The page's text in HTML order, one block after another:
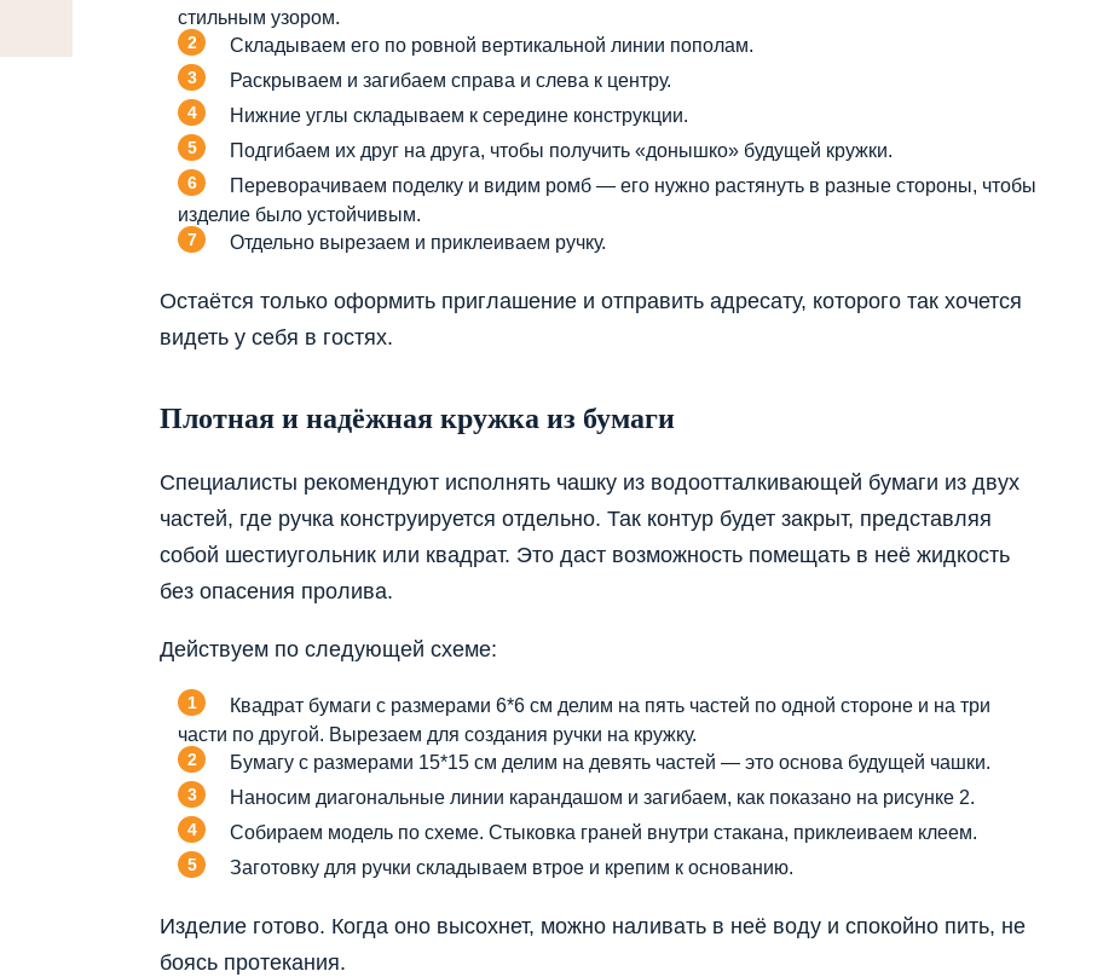
стильным узором.
Складываем его по ровной вертикальной линии пополам.
Раскрываем и загибаем справа и слева к центру.
Нижние углы складываем к середине конструкции.
Подгибаем их друг на друга, чтобы получить «донышко» будущей кружки.
Переворачиваем поделку и видим ромб — его нужно растянуть в разные стороны, чтобы
изделие было устойчивым.
Отдельно вырезаем и приклеиваем ручку.
Остаётся только оформить приглашение и отправить адресату, которого так хочется
видеть у себя в гостях.
Плотная и надёжная кружка из бумаги
Специалисты рекомендуют исполнять чашку из водоотталкивающей бумаги из двух
частей, где ручка конструируется отдельно. Так контур будет закрыт, представляя
собой шестиугольник или квадрат. Это даст возможность помещать в неё жидкость
без опасения пролива.
Действуем по следующей схеме:
Квадрат бумаги с размерами 6*6 см делим на пять частей по одной стороне и на три
части по другой. Вырезаем для создания ручки на кружку.
Бумагу с размерами 15*15 см делим на девять частей — это основа будущей чашки.
Наносим диагональные линии карандашом и загибаем, как показано на рисунке 2.
Собираем модель по схеме. Стыковка граней внутри стакана, приклеиваем клеем.
Заготовку для ручки складываем втрое и крепим к основанию.
Изделие готово. Когда оно высохнет, можно наливать в неё воду и спокойно пить, не
боясь протекания.